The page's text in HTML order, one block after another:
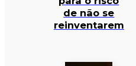
de não se
reinventarem